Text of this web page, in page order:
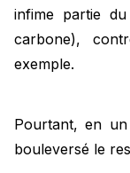
infime partie
carbone),
exemple.
Pourtant, en
bouleversé le